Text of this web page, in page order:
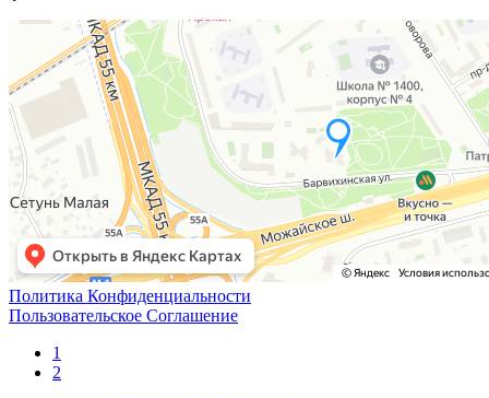
Политика Конфиденциальности
Пользовательское Соглашение
1
2